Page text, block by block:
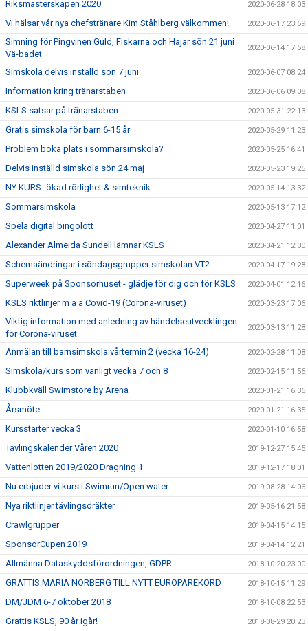
Riksmästerskapen 2020 2020-06-28 18:03
Vi hälsar vår nya chefstränare Kim Ståhlberg välkommen! 2020-06-17 23:59
Simning för Pingvinen Guld, Fiskarna och Hajar sön 21 juni
Vä-badet
2020-06-14 17:58
Simskola delvis inställd sön 7 juni 2020-06-07 08:24
Information kring tränarstaben 2020-06-06 09:08
KSLS satsar på tränarstaben 2020-05-31 22:13
Gratis simskola för barn 6-15 år 2020-05-29 11:23
Problem boka plats i sommarsimskola? 2020-05-25 16:41
Delvis inställd simskola sön 24 maj 2020-05-23 19:25
NY KURS- ökad rörlighet & simteknik 2020-05-14 13:32
Sommarsimskola 2020-05-13 17:12
Spela digital bingolott 2020-04-27 11:01
Alexander Almeida Sundell lämnar KSLS 2020-04-21 12:00
Schemaändringar i söndagsgrupper simskolan VT2 2020-04-17 19:28
Superweek på Sponsorhuset - glädje för dig och för KSLS 2020-04-01 12:16
KSLS riktlinjer m a a Covid-19 (Corona-viruset) 2020-03-23 17:06
Viktig information med anledning av händelseutvecklingen
för Corona-viruset.
2020-03-13 11:28
Anmälan till barnsimskola vårtermin 2 (vecka 16-24) 2020-02-28 11:08
Simskola/kurs som vanligt vecka 7 och 8 2020-02-15 11:56
Klubbkväll Swimstore by Arena 2020-01-21 16:36
Årsmöte 2020-01-21 16:35
Kursstarter vecka 3 2020-01-10 16:58
Tävlingskalender Våren 2020 2019-12-27 15:45
Vattenlotten 2019/2020 Dragning 1 2019-12-17 18:01
Nu erbjuder vi kurs i Swimrun/Open water 2019-08-28 14:06
Nya riktlinjer tävlingsdräkter 2019-05-16 21:58
Crawlgrupper 2019-04-15 14:15
SponsorCupen 2019 2019-04-14 12:21
Allmänna Dataskyddsförordningen, GDPR 2018-10-20 23:00
GRATTIS MARIA NORBERG TILL NYTT EUROPAREKORD 2018-10-15 11:29
DM/JDM 6-7 oktober 2018 2018-10-08 22:53
Grattis KSLS, 90 år igår! 2018-08-29 20:23